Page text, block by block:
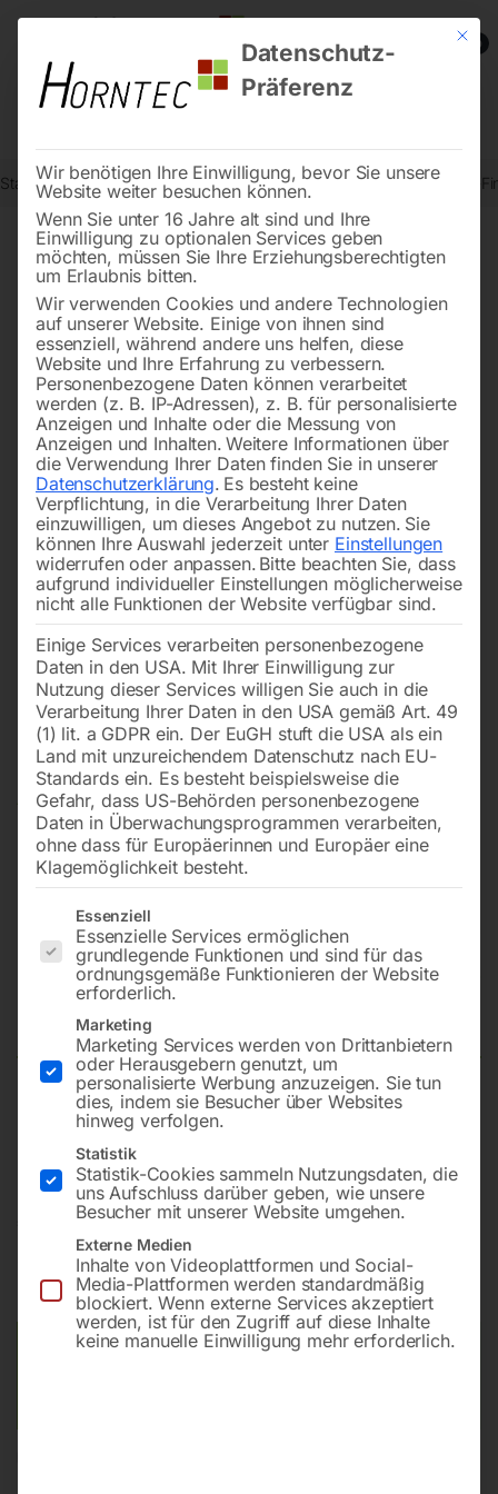
0
Start Schweisstechnologie Arbeitsschutz / Schweißerschutz 5-
5-Finger-Schweißerhandschuhe
MIG/MAG/MMA aus Baumwolle, L=34 cm, Gr. 9 (2 Stk.
linke Handschuhe)
12,00
inkl. MwSt. zzgl. Versandkosten
Lieferzeit:ca. 2 - 3 Tage
Versandkosten Standard (Österreich): €10,00
Mit
Datenschutz-
Präferenz
Wir benötigen Ihre Einwilligung, bevor Sie unsere
Website weiter besuchen können.
Wenn Sie unter 16 Jahre alt sind und Ihre
Einwilligung zu optionalen Services geben
möchten, müssen Sie Ihre Erziehungsberechtigten
um Erlaubnis bitten.
Wir verwenden Cookies und andere Technologien
auf unserer Website. Einige von ihnen sind
essenziell, während andere uns helfen, diese
Website und Ihre Erfahrung zu verbessern.
Personenbezogene Daten können verarbeitet
werden (z. B. IP-Adressen), z. B. für personalisierte
Anzeigen und Inhalte oder die Messung von
Anzeigen und Inhalten. Weitere Informationen über
die Verwendung Ihrer Daten finden Sie in unserer
Datenschutzerklärung. Es besteht keine
Verpflichtung, in die Verarbeitung Ihrer Daten
einzuwilligen, um dieses Angebot zu nutzen. Sie
können Ihre Auswahl jederzeit unter Einstellungen
widerrufen oder anpassen. Bitte beachten Sie, dass
aufgrund individueller Einstellungen möglicherweise
nicht alle Funktionen der Website verfügbar sind.
Einige Services verarbeiten personenbezogene
Daten in den USA. Mit Ihrer Einwilligung zur
Nutzung dieser Services willigen Sie auch in die
Verarbeitung Ihrer Daten in den USA gemäß Art. 49
(1) lit. a GDPR ein. Der EuGH stuft die USA als ein
Land mit unzureichendem Datenschutz nach EU-
Standards ein. Es besteht beispielsweise die
Gefahr, dass US-Behörden personenbezogene
Daten in Überwachungsprogrammen verarbeiten,
ohne dass für Europäerinnen und Europäer eine
Klagemöglichkeit besteht.
Es folgt eine Liste der Service-Gruppen, für die eine
Essenziell
Essenzielle Services ermöglichen
grundlegende Funktionen und sind für das
ordnungsgemäße Funktionieren der Website
erforderlich.
Marketing
Marketing Services werden von Drittanbietern
oder Herausgebern genutzt, um
personalisierte Werbung anzuzeigen. Sie tun
dies, indem sie Besucher über Websites
hinweg verfolgen.
Statistik
Statistik-Cookies sammeln Nutzungsdaten, die
uns Aufschluss darüber geben, wie unsere
Besucher mit unserer Website umgehen.
Externe Medien
Inhalte von Videoplattformen und Social-
Media-Plattformen werden standardmäßig
blockiert. Wenn externe Services akzeptiert
werden, ist für den Zugriff auf diese Inhalte
keine manuelle Einwilligung mehr erforderlich.